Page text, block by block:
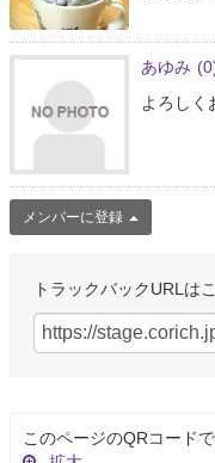
あゆみ
よろしく
メンバーに登録
トラックバックURLは
このページのQRコードで